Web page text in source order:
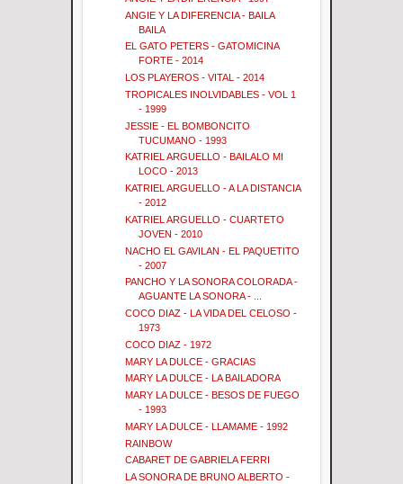
ANGIE Y LA DIFERENCIA - BAILA
BAILA
EL GATO PETERS - GATOMICINA
FORTE - 2014
LOS PLAYEROS - VITAL - 2014
TROPICALES INOLVIDABLES - VOL 1
- 1999
JESSIE - EL BOMBONCITO
TUCUMANO - 1993
KATRIEL ARGUELLO - BAILALO MI
LOCO - 2013
KATRIEL ARGUELLO - A LA DISTANCIA
- 2012
KATRIEL ARGUELLO - CUARTETO
JOVEN - 2010
NACHO EL GAVILAN - EL PAQUETITO
- 2007
PANCHO Y LA SONORA COLORADA -
AGUANTE LA SONORA - ...
COCO DIAZ - LA VIDA DEL CELOSO -
1973
COCO DIAZ - 1972
MARY LA DULCE - GRACIAS
MARY LA DULCE - LA BAILADORA
MARY LA DULCE - BESOS DE FUEGO
- 1993
MARY LA DULCE - LLAMAME - 1992
RAINBOW
CABARET DE GABRIELA FERRI
LA SONORA DE BRUNO ALBERTO -